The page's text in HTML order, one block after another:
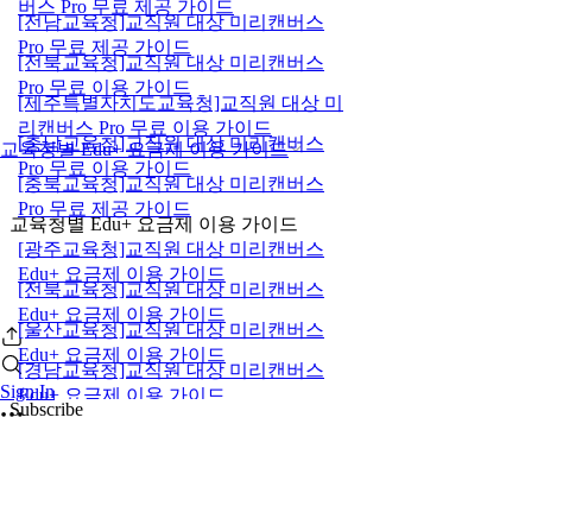
교육청별 Edu+ 요금제 이용 가이드
Sign In
버스 Pro 무료 제공 가이드
[전남교육청]교직원 대상 미리캔버스
Pro 무료 제공 가이드
[전북교육청]교직원 대상 미리캔버스
Pro 무료 이용 가이드
[제주특별자치도교육청]교직원 대상 미
리캔버스 Pro 무료 이용 가이드
[충남교육청]교직원 대상 미리캔버스
Pro 무료 이용 가이드
[충북교육청]교직원 대상 미리캔버스
Pro 무료 제공 가이드
교육청별 Edu+ 요금제 이용 가이드
[광주교육청]교직원 대상 미리캔버스
Edu+ 요금제 이용 가이드
[전북교육청]교직원 대상 미리캔버스
Edu+ 요금제 이용 가이드
[울산교육청]교직원 대상 미리캔버스
Edu+ 요금제 이용 가이드
[경남교육청]교직원 대상 미리캔버스
Edu+ 요금제 이용 가이드
Subscribe